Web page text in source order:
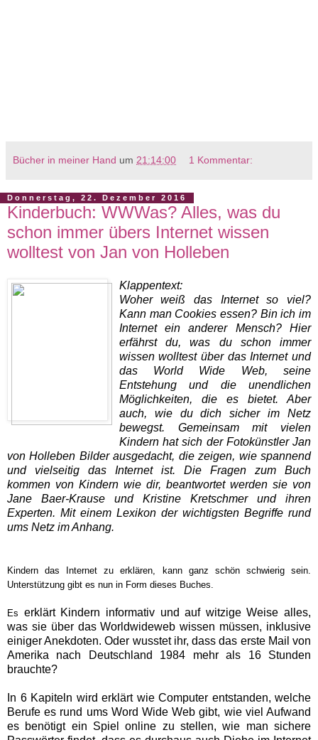
Bücher in meiner Hand um 21:14:00 1 Kommentar:
Donnerstag, 22. Dezember 2016
Kinderbuch: WWWas? Alles, was du
schon immer übers Internet wissen
wolltest von Jan von Holleben
Klappentext:
Woher weiß das Internet so viel?
Kann man Cookies essen? Bin ich im
Internet ein anderer Mensch? Hier
erfährst du, was du schon immer
wissen wolltest über das Internet und
das World Wide Web, seine
Entstehung und die unendlichen
Möglichkeiten, die es bietet. Aber
auch, wie du dich sicher im Netz
bewegst. Gemeinsam mit vielen
Kindern hat sich der Fotokünstler Jan
von Holleben Bilder ausgedacht, die zeigen, wie spannend
und vielseitig das Internet ist. Die Fragen zum Buch
kommen von Kindern wie dir, beantwortet werden sie von
Jane Baer-Krause und Kristine Kretschmer und ihren
Experten. Mit einem Lexikon der wichtigsten Begriffe rund
ums Netz im Anhang.
Kindern das Internet zu erklären, kann ganz schön schwierig sein.
Unterstützung gibt es nun in Form dieses Buches.
Es erklärt Kindern informativ und auf witzige Weise alles,
was sie über das Worldwideweb wissen müssen, inklusive
einiger Anekdoten. Oder wusstet ihr, dass das erste Mail von
Amerika nach Deutschland 1984 mehr als 16 Stunden
brauchte?
In 6 Kapiteln wird erklärt wie Computer entstanden, welche
Berufe es rund ums Word Wide Web gibt, wie viel Aufwand
es benötigt ein Spiel online zu stellen, wie man sichere